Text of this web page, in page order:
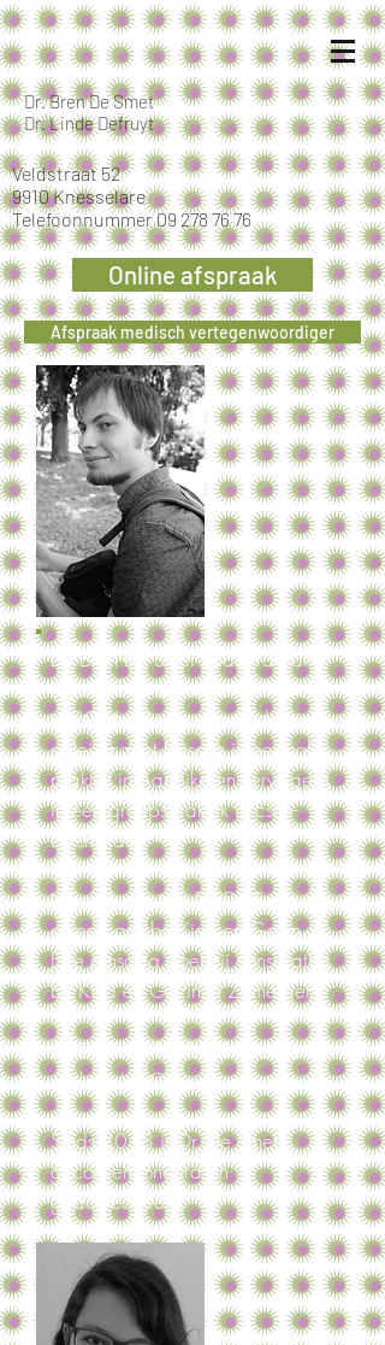
Dr. Bren De Smet
Dr. Linde Defruyt
Veldstraat 52
9910 Knesselare
Telefoonnummer09 278 76 76
Online afspraak
Afspraak medisch vertegenwoordiger
Dr. Bren De Smet studeerde af
als arts aan de Universiteit Gent
in 2016. Hij vervolledigde zijn
opleiding tot huisarts in een solo-
praktijk in Aartrijke en vervolgens
in een groepspraktijk in Esen-
Diksmuide.
Naast huisarts is Dr. De Smet ook
erkend arts bij Kind en Gezin.
Elke dinsdag doet hij consultaties
bij Kind en Gezin te Zomergem.
Dr. De Smet heeft bijkomende
diploma's ECG en spirometrie.
Sinds 2018 is Dr. De Smet
geconventioneerd en
geaccrediteerd.